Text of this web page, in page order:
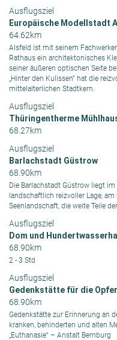
Ausflugsziel
Europäische Modellstadt
64.62km
Alsfeld ist mit seinem
Rathaus ein architektonisches
seiner äußeren optischen Seite
„Hinter den Kulissen” hat die
mittelalterlichen Stadtkern.
Ausflugsziel
Thüringentherme
68.27km
Ausflugsziel
Barlachstadt Güstrow
68.90km
Die Barlachstadt Güstrow liegt
landschaftlich reizvoller Lage,
Seenlandschaft, die weite Teile
Ausflugsziel
Dom und
68.90km
2 - 3 Std
Ausflugsziel
Gedenkstätte für die
68.90km
Gedenkstätte zur Erinnerung an
kranken, behinderten und alten
„Euthanasie“ – Anstalt Bernburg